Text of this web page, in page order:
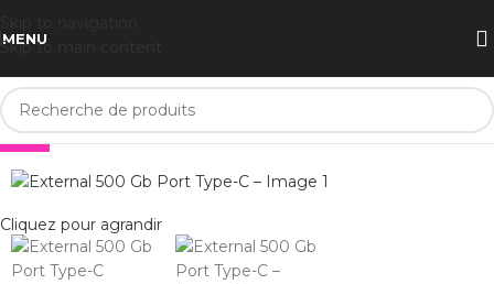
Skip to main content
MENU
Cliquez pour agrandir